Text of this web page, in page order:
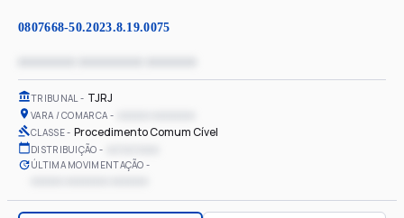
0807668-50.2023.8.19.0075
TRIBUNAL TJRJ
VARA / COMARCA
CLASSE Procedimento Comum Cível
DISTRIBUIÇÃO
ÚLTIMA MOVIMENTAÇÃO